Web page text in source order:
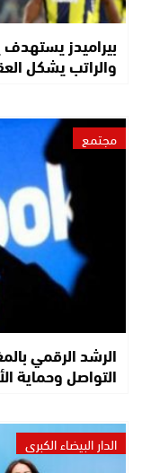
بيراميدز
والراتب يشكل
مجتمع
الرشد الرقمي
التواصل وحماية
الدار البيضاء الكبرى